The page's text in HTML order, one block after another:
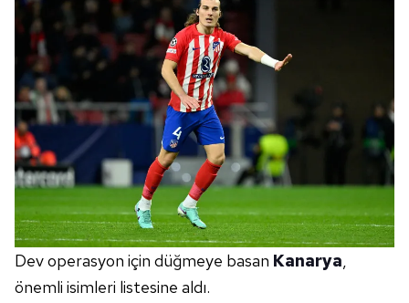
Dev operasyon için düğmeye basan Kanarya,
önemli isimleri listesine aldı.